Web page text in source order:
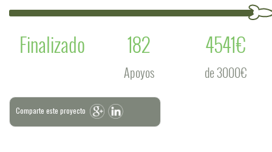
Finalizado
182
Apoyos
4541€
de 3000€
Comparte este proyecto